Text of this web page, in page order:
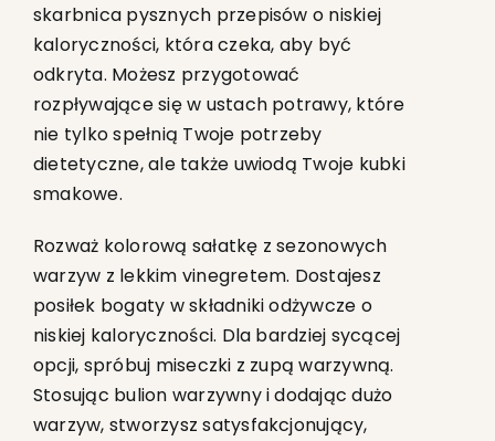
skarbnica pysznych przepisów o niskiej
kaloryczności, która czeka, aby być
odkryta. Możesz przygotować
rozpływające się w ustach potrawy, które
nie tylko spełnią Twoje potrzeby
dietetyczne, ale także uwiodą Twoje kubki
smakowe.
Rozważ kolorową sałatkę z sezonowych
warzyw z lekkim vinegretem. Dostajesz
posiłek bogaty w składniki odżywcze o
niskiej kaloryczności. Dla bardziej sycącej
opcji, spróbuj miseczki z zupą warzywną.
Stosując bulion warzywny i dodając dużo
warzyw, stworzysz satysfakcjonujący,